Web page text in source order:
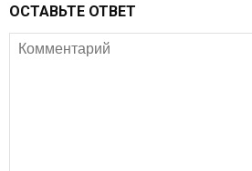
ОСТАВЬТЕ ОТВЕТ